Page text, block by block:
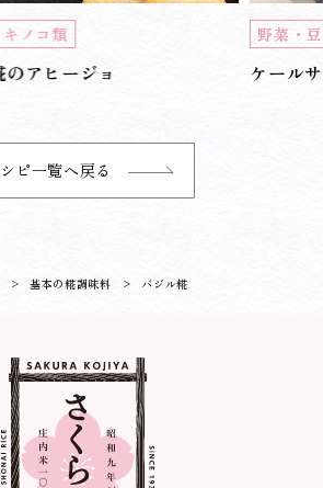
ノコ類
のアヒージョ
野菜・
ケール
ピ一覧へ戻る
> 基本の糀調味料 > バジル糀